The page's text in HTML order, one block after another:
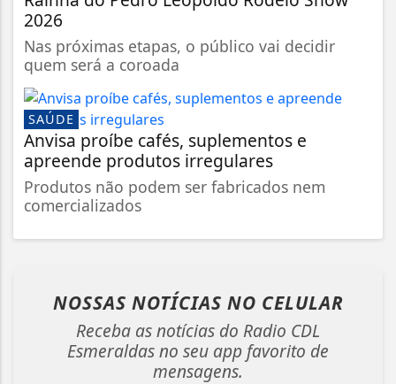
2026
Nas próximas etapas, o público vai decidir
quem será a coroada
SAÚDE
Anvisa proíbe cafés, suplementos e
apreende produtos irregulares
Produtos não podem ser fabricados nem
comercializados
NOSSAS NOTÍCIAS NO CELULAR
Receba as notícias do Radio CDL
Esmeraldas no seu app favorito de
mensagens.